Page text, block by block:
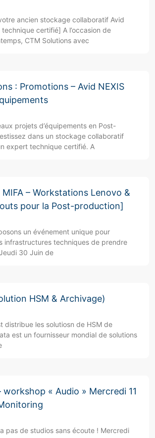
ancien stockage collaboratif Avid
certifié] A l’occasion de
CTM Solutions avec
: Promotions – Avid NEXIS
projets d’équipements en Post-
dans un stockage collaboratif
expert technique certifié. A
– Workstations Lenovo &
pour la Post-production]
un événement unique pour
infrastructures techniques de prendre
30 Juin de
HSM & Archivage)
distribue les solutiosn de HSM de
est un fournisseur mondial de solutions
« Audio » Mercredi 11
a pas de studios sans écoute ! Mercredi